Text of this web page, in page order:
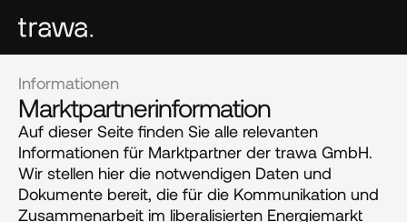
Informationen
Marktpartnerinformation
Auf dieser Seite finden Sie alle relevanten
Informationen für Marktpartner der trawa GmbH.
Wir stellen hier die notwendigen Daten und
Dokumente bereit, die für die Kommunikation und
Zusammenarbeit im liberalisierten Energiemarkt